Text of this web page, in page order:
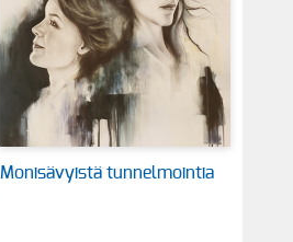
Monisävyistä tunnelmointia